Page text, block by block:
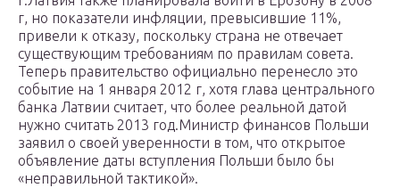
г, но показатели инфляции, превысившие 11%,
привели к отказу, поскольку страна не отвечает
существующим требованиям по правилам совета.
Теперь правительство официально перенесло это
событие на 1 января 2012 г, хотя глава центрального
банка Латвии считает, что более реальной датой
нужно считать 2013 год.Министр финансов Польши
заявил о своей уверенности в том, что открытое
объявление даты вступления Польши было бы
«неправильной тактикой».